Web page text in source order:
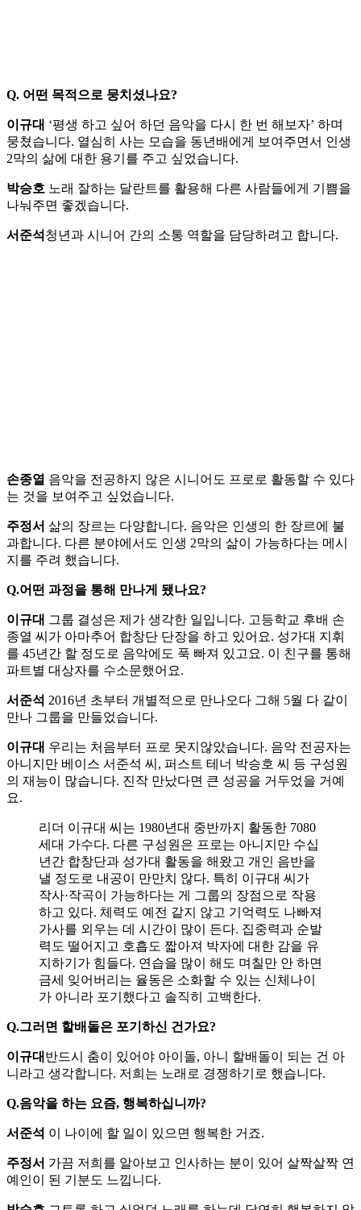
Q. 어떤 목적으로 뭉치셨나요?
이규대 ‘평생 하고 싶어 하던 음악을 다시 한 번 해보자’ 하며
뭉쳤습니다. 열심히 사는 모습을 동년배에게 보여주면서 인생
2막의 삶에 대한 용기를 주고 싶었습니다.
박승호 노래 잘하는 달란트를 활용해 다른 사람들에게 기쁨을
나눠주면 좋겠습니다.
서준석 청년과 시니어 간의 소통 역할을 담당하려고 합니다.
손종열 음악을 전공하지 않은 시니어도 프로로 활동할 수 있다
는 것을 보여주고 싶었습니다.
주정서 삶의 장르는 다양합니다. 음악은 인생의 한 장르에 불
과합니다. 다른 분야에서도 인생 2막의 삶이 가능하다는 메시
지를 주려 했습니다.
Q.어떤 과정을 통해 만나게 됐나요?
이규대 그룹 결성은 제가 생각한 일입니다. 고등학교 후배 손
종열 씨가 아마추어 합창단 단장을 하고 있어요. 성가대 지휘
를 45년간 할 정도로 음악에도 푹 빠져 있고요. 이 친구를 통해
파트별 대상자를 수소문했어요.
서준석 2016년 초부터 개별적으로 만나오다 그해 5월 다 같이
만나 그룹을 만들었습니다.
이규대 우리는 처음부터 프로 못지않았습니다. 음악 전공자는
아니지만 베이스 서준석 씨, 퍼스트 테너 박승호 씨 등 구성원
의 재능이 많습니다. 진작 만났다면 큰 성공을 거두었을 거예
요.
리더 이규대 씨는 1980년대 중반까지 활동한 7080
세대 가수다. 다른 구성원은 프로는 아니지만 수십
년간 합창단과 성가대 활동을 해왔고 개인 음반을
낼 정도로 내공이 만만치 않다. 특히 이규대 씨가
작사·작곡이 가능하다는 게 그룹의 장점으로 작용
하고 있다. 체력도 예전 같지 않고 기억력도 나빠져
가사를 외우는 데 시간이 많이 든다. 집중력과 순발
력도 떨어지고 호흡도 짧아져 박자에 대한 감을 유
지하기가 힘들다. 연습을 많이 해도 며칠만 안 하면
금세 잊어버리는 율동은 소화할 수 있는 신체나이
가 아니라 포기했다고 솔직히 고백한다.
Q.그러면 할배돌은 포기하신 건가요?
이규대 반드시 춤이 있어야 아이돌, 아니 할배돌이 되는 건 아
니라고 생각합니다. 저희는 노래로 경쟁하기로 했습니다.
Q.음악을 하는 요즘, 행복하십니까?
서준석 이 나이에 할 일이 있으면 행복한 거죠.
주정서 가끔 저희를 알아보고 인사하는 분이 있어 살짝살짝 연
예인이 된 기분도 느낍니다.